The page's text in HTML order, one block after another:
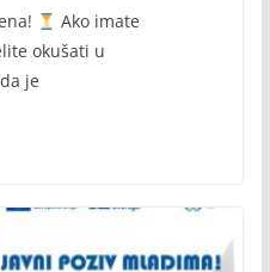
Ako imate
okušati u
je